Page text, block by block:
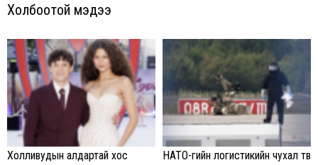
Холбоотой мэдээ
Холливудын алдартай хос
НАТО-гийн логистикийн чухал төв